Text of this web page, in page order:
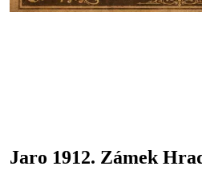
Jaro 1912. Zámek